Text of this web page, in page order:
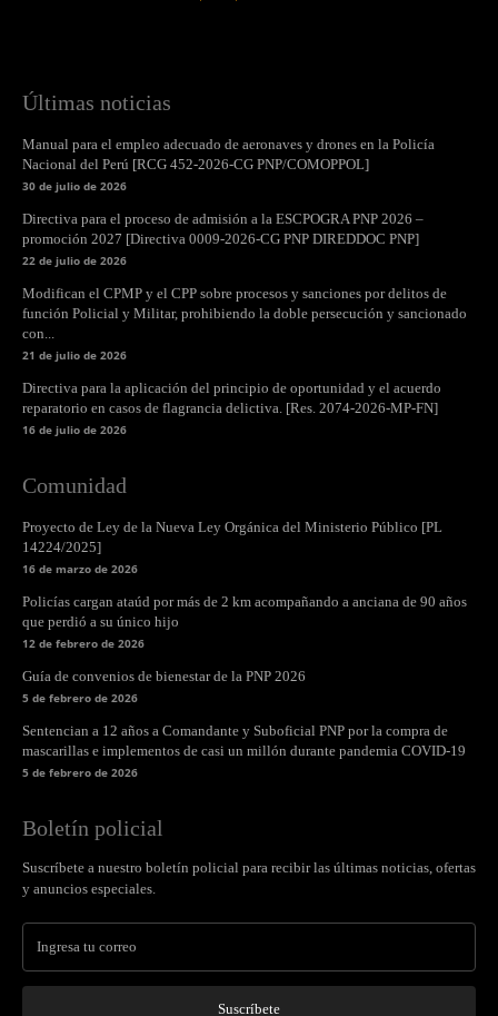
Últimas noticias
Manual para el empleo adecuado de aeronaves y drones en la Policía
Nacional del Perú [RCG 452-2026-CG PNP/COMOPPOL]
30 de julio de 2026
Directiva para el proceso de admisión a la ESCPOGRA PNP 2026 –
promoción 2027 [Directiva 0009-2026-CG PNP DIREDDOC PNP]
22 de julio de 2026
Modifican el CPMP y el CPP sobre procesos y sanciones por delitos de
función Policial y Militar, prohibiendo la doble persecución y sancionado
con...
21 de julio de 2026
Directiva para la aplicación del principio de oportunidad y el acuerdo
reparatorio en casos de flagrancia delictiva. [Res. 2074-2026-MP-FN]
16 de julio de 2026
Comunidad
Proyecto de Ley de la Nueva Ley Orgánica del Ministerio Público [PL
14224/2025]
16 de marzo de 2026
Policías cargan ataúd por más de 2 km acompañando a anciana de 90 años
que perdió a su único hijo
12 de febrero de 2026
Guía de convenios de bienestar de la PNP 2026
5 de febrero de 2026
Sentencian a 12 años a Comandante y Suboficial PNP por la compra de
mascarillas e implementos de casi un millón durante pandemia COVID-19
5 de febrero de 2026
Boletín policial
Suscríbete a nuestro boletín policial para recibir las últimas noticias, ofertas
y anuncios especiales.
Suscríbete